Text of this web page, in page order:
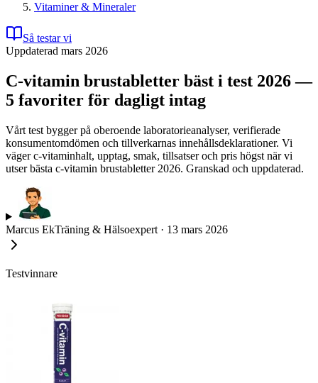
Vitaminer & Mineraler
Så testar vi
Uppdaterad mars 2026
C-vitamin brustabletter bäst i test 2026 —
5 favoriter för dagligt intag
Vårt test bygger på oberoende laboratorieanalyser, verifierade
konsumentomdömen och tillverkarnas innehållsdeklarationer. Vi
väger c-vitaminhalt, upptag, smak, tillsatser och pris högst när vi
utser bästa c-vitamin brustabletter 2026. Granskad och uppdaterad.
Marcus EkTräning & Hälsoexpert · 13 mars 2026
Testvinnare